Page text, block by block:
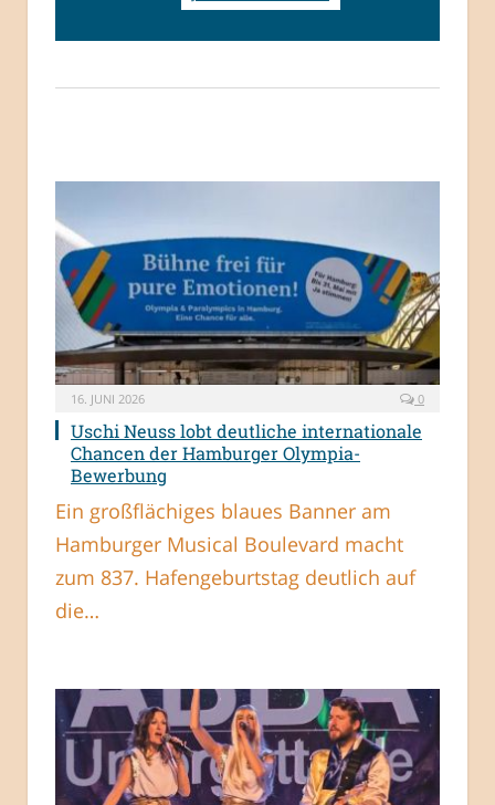
16. JUNI 2026 0
Uschi Neuss lobt deutliche internationale
Chancen der Hamburger Olympia-
Bewerbung
Ein großflächiges blaues Banner am
Hamburger Musical Boulevard macht
zum 837. Hafengeburtstag deutlich auf
die…